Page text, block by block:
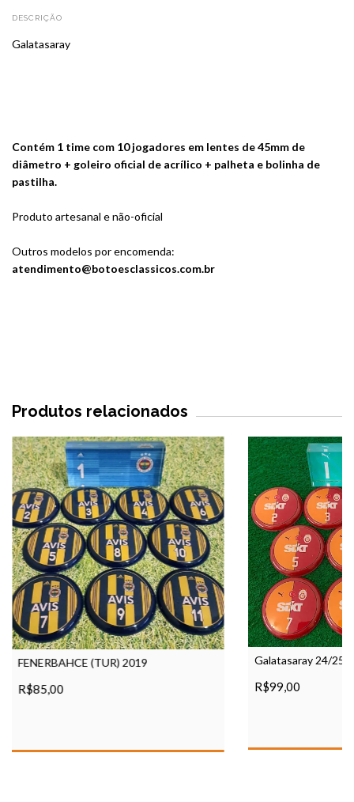
DESCRIÇÃO
Galatasaray
Contém 1 time com 10 jogadores em lentes de 45mm de
diâmetro + goleiro oficial de acrílico + palheta e bolinha de
pastilha.
Produto artesanal e não-oficial
Outros modelos por encomenda:
atendimento@botoesclassicos.com.br
Produtos relacionados
FENERBAHCE (TUR) 2019
R$85,00
Galatasaray 24/25
R$99,00